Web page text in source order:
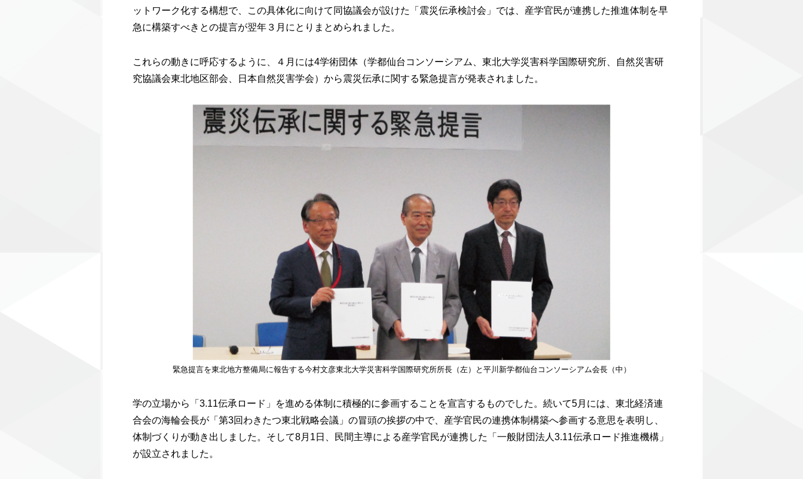
ットワーク化する構想で、この具体化に向けて同協議会が設けた「震災伝承検討会」では、産学官民が連携した推進体制を早
急に構築すべきとの提言が翌年３月にとりまとめられました。
これらの動きに呼応するように、４月には4学術団体（学都仙台コンソーシアム、東北大学災害科学国際研究所、自然災害研
究協議会東北地区部会、日本自然災害学会）から震災伝承に関する緊急提言が発表されました。
緊急提言を東北地方整備局に報告する今村文彦東北大学災害科学国際研究所所長（左）と平川新学都仙台コンソーシアム会長（中）
学の立場から「3.11伝承ロード」を進める体制に積極的に参画することを宣言するものでした。続いて5月には、東北経済連
合会の海輪会長が「第3回わきたつ東北戦略会議」の冒頭の挨拶の中で、産学官民の連携体制構築へ参画する意思を表明し、
体制づくりが動き出しました。そして8月1日、民間主導による産学官民が連携した「一般財団法人3.11伝承ロード推進機構」
が設立されました。